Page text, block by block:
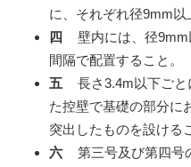
に、それぞれ径9mm以
四
壁内には、径9mm
間隔で配置すること。
五 長さ3.4m以下ごと
た控壁で基礎の部分に
突出したものを設ける
六 第三号及び第四号